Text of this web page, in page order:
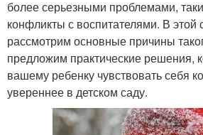
более серьезными проблемами,
конфликты с воспитателями. В этой
рассмотрим основные причины
предложим практические решения,
вашему ребенку чувствовать себя
увереннее в детском саду.